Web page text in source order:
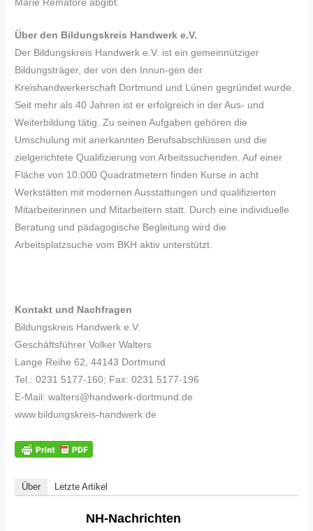
Marie Rematore abgibt.
Über den Bildungskreis Handwerk e.V.
Der Bildungskreis Handwerk e.V. ist ein gemeinnütziger
Bildungsträger, der von den Innun-gen der
Kreishandwerkerschaft Dortmund und Lünen gegründet wurde.
Seit mehr als 40 Jahren ist er erfolgreich in der Aus- und
Weiterbildung tätig. Zu seinen Aufgaben gehören die
Umschulung mit anerkannten Berufsabschlüssen und die
zielgerichtete Qualifizierung von Arbeitssuchenden. Auf einer
Fläche von 10.000 Quadratmetern finden Kurse in acht
Werkstätten mit modernen Ausstattungen und qualifizierten
Mitarbeiterinnen und Mitarbeitern statt. Durch eine individuelle
Beratung und pädagogische Begleitung wird die
Arbeitsplatzsuche vom BKH aktiv unterstützt.
Kontakt und Nachfragen
Bildungskreis Handwerk e.V.
Geschäftsführer Volker Walters
Lange Reihe 62, 44143 Dortmund
Tel.: 0231 5177-160; Fax: 0231 5177-196
E-Mail: walters@handwerk-dortmund.de
www.bildungskreis-handwerk.de
Über Letzte Artikel
NH-Nachrichten